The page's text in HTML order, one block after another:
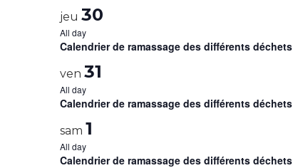
jeu 30
All day
Calendrier de ramassage des différents déchets
ven 31
All day
Calendrier de ramassage des différents déchets
sam 1
All day
Calendrier de ramassage des différents déchets